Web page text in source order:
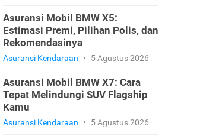
Asuransi Mobil BMW X5:
Estimasi Premi, Pilihan Polis, dan
Rekomendasinya
Asuransi Kendaraan • 5 Agustus 2026
Asuransi Mobil BMW X7: Cara
Tepat Melindungi SUV Flagship
Kamu
Asuransi Kendaraan • 5 Agustus 2026